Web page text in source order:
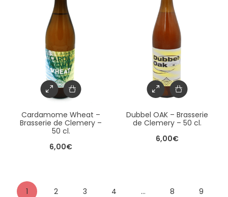
Cardamome Wheat –
Brasserie de Clemery –
50 cl.
6,00€
Dubbel OAK – Brasserie
de Clemery – 50 cl.
6,00€
1 2 3 4 … 8
9